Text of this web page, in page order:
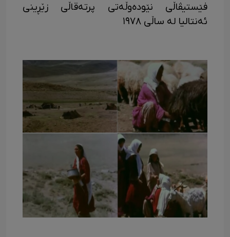
فێستیڤاڵی نێودەوڵەتی پرتەقاڵی زێڕینی
ئەنتالیا لە ساڵی ١٩٧٨